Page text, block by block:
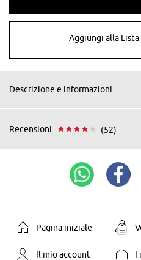
Aggiungi alla
Descrizione e informazioni
Recensioni (52)
Pagina iniziale
Il mio account I